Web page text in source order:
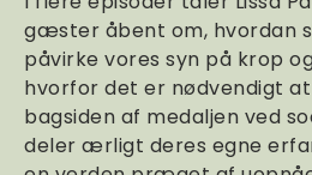
gæster åbent om, hvordan
påvirke vores syn på krop
hvorfor det er nødvendigt
bagsiden af medaljen ved
deler ærligt deres egne